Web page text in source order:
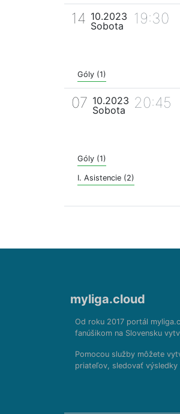
14 10.2023
Sobota
19:30
Góly (1)
07 10.2023
Sobota
20:45
Góly (1)
I. Asistencie (2)
myliga.cloud
Od roku 2017 portál
fanúšikom na Slovensku
Pomocou služby môžete
priateľov, sledovať